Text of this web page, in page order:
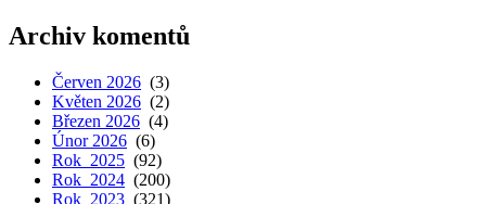
Archiv komentů
Červen 2026 (3)
Květen 2026 (2)
Březen 2026 (4)
Únor 2026 (6)
Rok 2025 (92)
Rok 2024 (200)
Rok 2023 (321)